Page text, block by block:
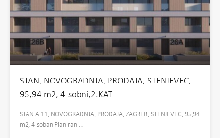
STAN, NOVOGRADNJA, PRODAJA, STENJEVEC,
95,94 m2, 4-sobni,2.KAT
STAN A 11, NOVOGRADNJA, PRODAJA, ZAGREB, STENJEVEC, 95,94
m2, 4-sobaniPlanirani…